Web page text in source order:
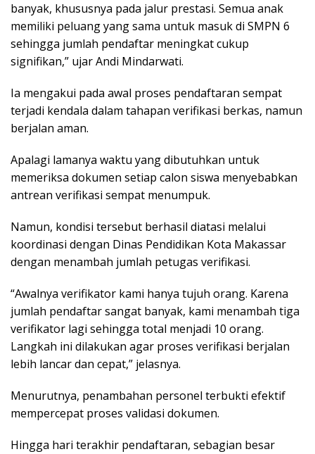
banyak, khususnya pada jalur prestasi. Semua anak
memiliki peluang yang sama untuk masuk di SMPN 6
sehingga jumlah pendaftar meningkat cukup
signifikan,” ujar Andi Mindarwati.
Ia mengakui pada awal proses pendaftaran sempat
terjadi kendala dalam tahapan verifikasi berkas, namun
berjalan aman.
Apalagi lamanya waktu yang dibutuhkan untuk
memeriksa dokumen setiap calon siswa menyebabkan
antrean verifikasi sempat menumpuk.
Namun, kondisi tersebut berhasil diatasi melalui
koordinasi dengan Dinas Pendidikan Kota Makassar
dengan menambah jumlah petugas verifikasi.
“Awalnya verifikator kami hanya tujuh orang. Karena
jumlah pendaftar sangat banyak, kami menambah tiga
verifikator lagi sehingga total menjadi 10 orang.
Langkah ini dilakukan agar proses verifikasi berjalan
lebih lancar dan cepat,” jelasnya.
Menurutnya, penambahan personel terbukti efektif
mempercepat proses validasi dokumen.
Hingga hari terakhir pendaftaran, sebagian besar